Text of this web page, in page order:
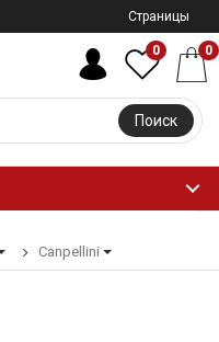
Страницы
Поиск
0 0
Canpellini